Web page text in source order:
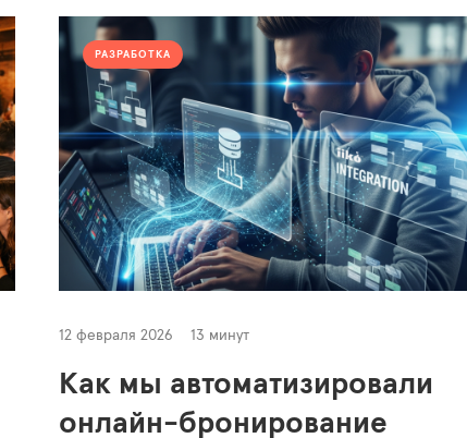
РАЗРАБОТКА
12 февраля 2026 13 минут
Как мы автоматизировали
онлайн-бронирование